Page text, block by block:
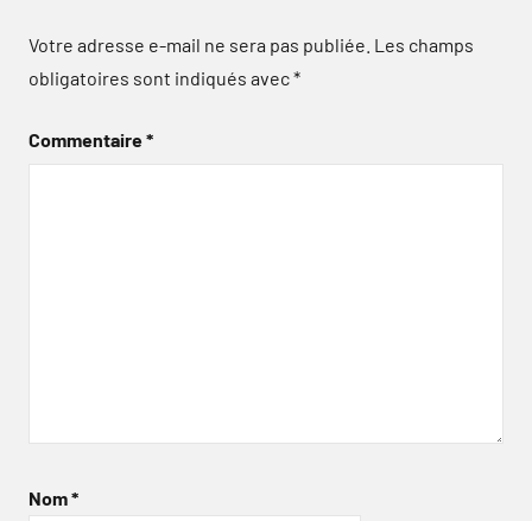
Votre adresse e-mail ne sera pas publiée. Les champs
obligatoires sont indiqués avec*
Commentaire*
Nom*